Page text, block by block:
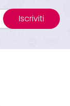
Iscriviti